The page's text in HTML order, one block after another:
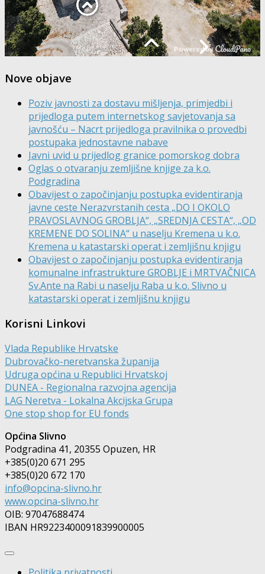
Nove objave
Poziv javnosti za dostavu mišljenja, primjedbi i
prijedloga putem internetskog savjetovanja sa
javnošću – Nacrt prijedloga pravilnika o provedbi
postupaka jednostavne nabave
Javni uvid u prijedlog granice pomorskog dobra
Oglas o otvaranju zemljišne knjige za k.o.
Podgradina
Obavijest o započinjanju postupka evidentiranja
javne ceste Nerazvrstanih cesta „DO I OKOLO
PRAVOSLAVNOG GROBLJA“, „SREDNJA CESTA“, „OD
KREMENE DO SOLINA“ u naselju Kremena u k.o.
Kremena u katastarski operat i zemljišnu knjigu
Obavijest o započinjanju postupka evidentiranja
komunalne infrastrukture GROBLJE i MRTVAČNICA
Sv.Ante na Rabi u naselju Raba u k.o. Slivno u
katastarski operat i zemljišnu knjigu
Korisni Linkovi
Vlada Republike Hrvatske
Dubrovačko-neretvanska županija
Udruga općina u Republici Hrvatskoj
DUNEA - Regionalna razvojna agencija
LAG Neretva - Lokalna Akcijska Grupa
One stop shop for EU fonds
Općina Slivno
Podgradina 41, 20355 Opuzen, HR
+385(0)20 671 295
+385(0)20 672 170
info@opcina-slivno.hr
www.opcina-slivno.hr
OIB: 97047688474
IBAN HR9223400091839900005